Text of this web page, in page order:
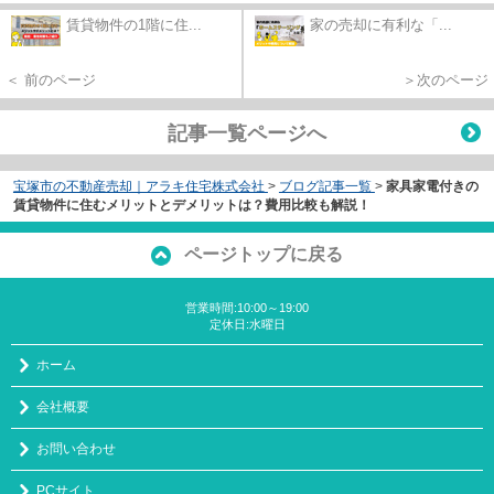
賃貸物件の1階に住...
＜ 前のページ
家の売却に有利な「...
＞次のページ
記事一覧ページへ
宝塚市の不動産売却｜アラキ住宅株式会社 > ブログ記事一覧 > 家具家電付きの
賃貸物件に住むメリットとデメリットは？費用比較も解説！
ページトップに戻る
営業時間:10:00～19:00
定休日:水曜日
ホーム
会社概要
お問い合わせ
PCサイト